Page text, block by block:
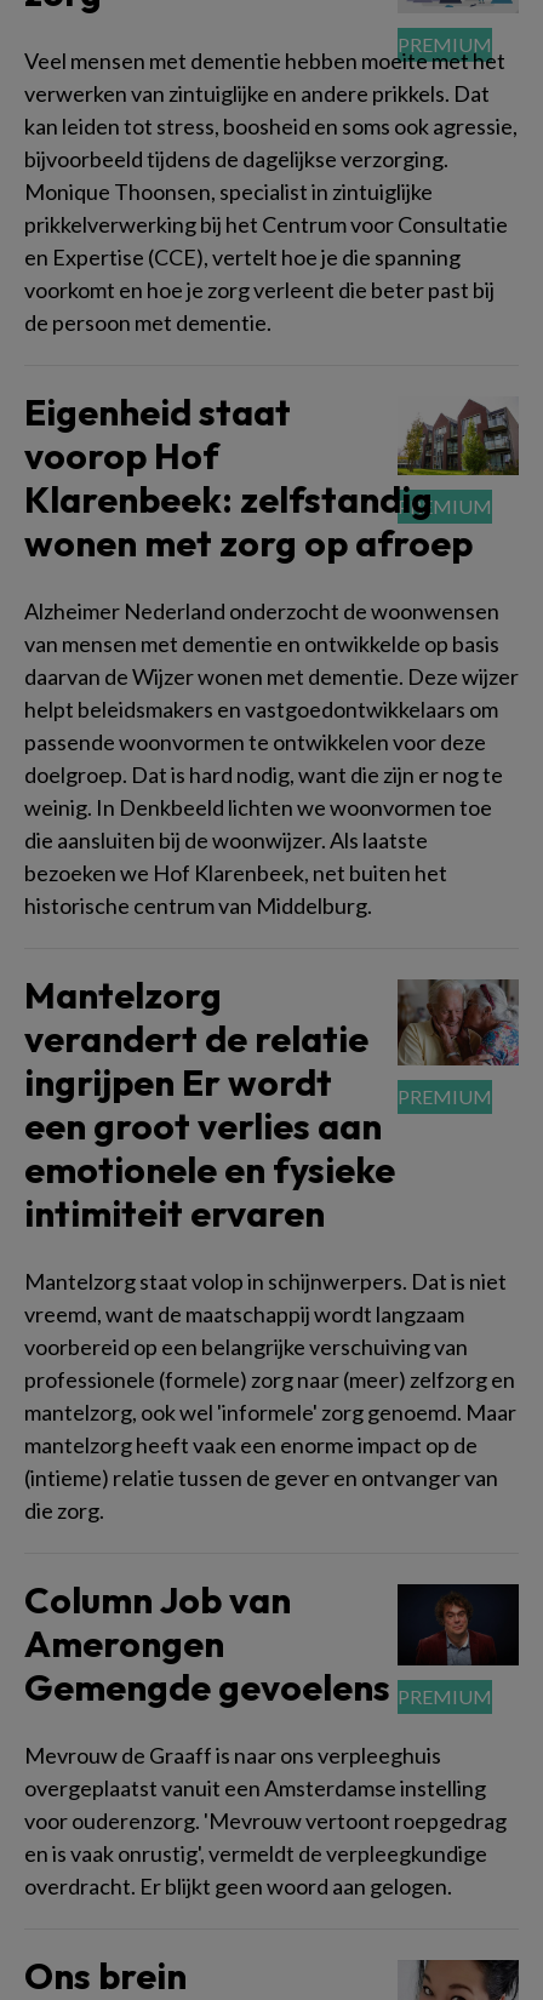
Veel mensen met dementie hebben moeite met het
verwerken van zintuiglijke en andere prikkels. Dat
kan leiden tot stress, boosheid en soms ook agressie,
bijvoorbeeld tijdens de dagelijkse verzorging.
Monique Thoonsen, specialist in zintuiglijke
prikkelverwerking bij het Centrum voor Consultatie
en Expertise (CCE), vertelt hoe je die spanning
voorkomt en hoe je zorg verleent die beter past bij
de persoon met dementie.
Eigenheid staat
voorop Hof
Klarenbeek: zelfstandig
wonen met zorg op afroep
Alzheimer Nederland onderzocht de woonwensen
van mensen met dementie en ontwikkelde op basis
daarvan de Wijzer wonen met dementie. Deze wijzer
helpt beleidsmakers en vastgoedontwikkelaars om
passende woonvormen te ontwikkelen voor deze
doelgroep. Dat is hard nodig, want die zijn er nog te
weinig. In Denkbeeld lichten we woonvormen toe
die aansluiten bij de woonwijzer. Als laatste
bezoeken we Hof Klarenbeek, net buiten het
historische centrum van Middelburg.
Mantelzorg
verandert de relatie
ingrijpen Er wordt
een groot verlies aan
emotionele en fysieke
intimiteit ervaren
Mantelzorg staat volop in schijnwerpers. Dat is niet
vreemd, want de maatschappij wordt langzaam
voorbereid op een belangrijke verschuiving van
professionele (formele) zorg naar (meer) zelfzorg en
mantelzorg, ook wel 'informele' zorg genoemd. Maar
mantelzorg heeft vaak een enorme impact op de
(intieme) relatie tussen de gever en ontvanger van
die zorg.
Column Job van
Amerongen
Gemengde gevoelens
Mevrouw de Graaff is naar ons verpleeghuis
overgeplaatst vanuit een Amsterdamse instelling
voor ouderenzorg. 'Mevrouw vertoont roepgedrag
en is vaak onrustig', vermeldt de verpleegkundige
overdracht. Er blijkt geen woord aan gelogen.
Ons brein